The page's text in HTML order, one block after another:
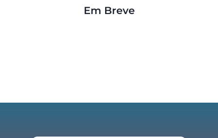
Em Breve